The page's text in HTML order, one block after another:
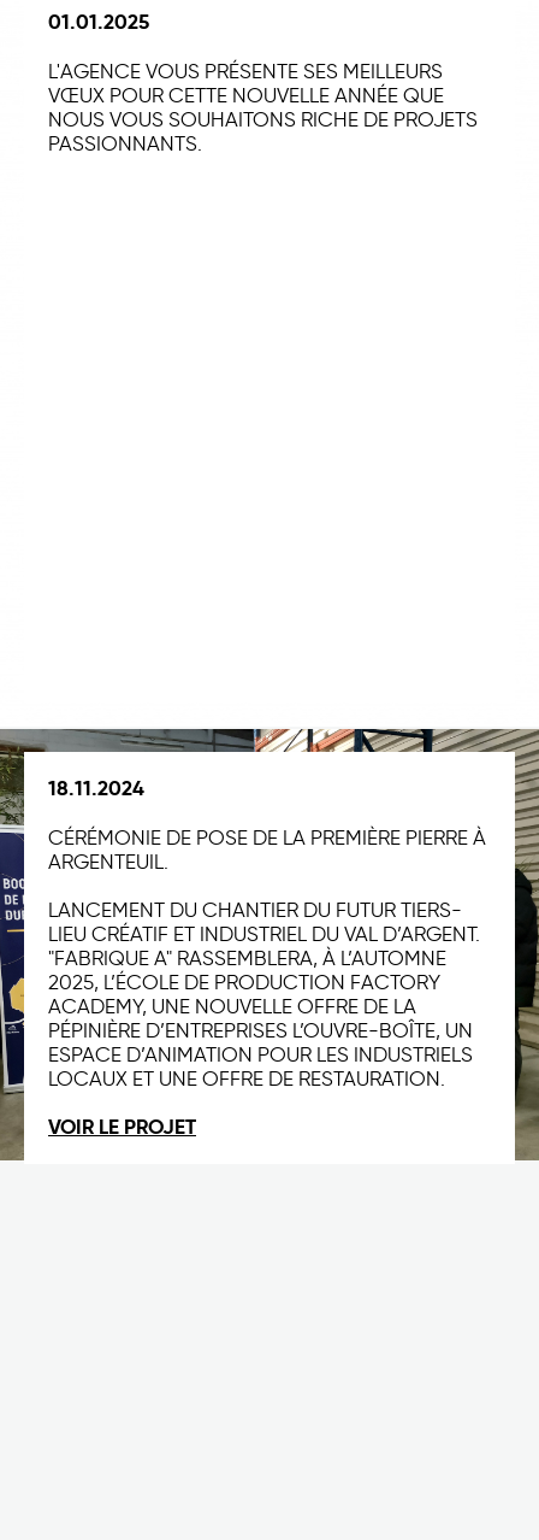
01.01.2025
L'AGENCE VOUS PRÉSENTE SES MEILLEURS
VŒUX POUR CETTE NOUVELLE ANNÉE QUE
NOUS VOUS SOUHAITONS RICHE DE PROJETS
PASSIONNANTS.
18.11.2024
CÉRÉMONIE DE POSE DE LA PREMIÈRE PIERRE À
ARGENTEUIL.
LANCEMENT DU CHANTIER DU FUTUR TIERS-
LIEU CRÉATIF ET INDUSTRIEL DU VAL D’ARGENT.
"FABRIQUE A" RASSEMBLERA, À L’AUTOMNE
2025, L’ÉCOLE DE PRODUCTION FACTORY
ACADEMY, UNE NOUVELLE OFFRE DE LA
PÉPINIÈRE D’ENTREPRISES L’OUVRE-BOÎTE, UN
ESPACE D’ANIMATION POUR LES INDUSTRIELS
LOCAUX ET UNE OFFRE DE RESTAURATION.
VOIR LE PROJET